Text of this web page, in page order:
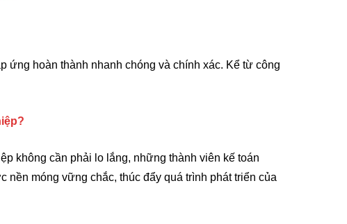
ứng hoàn thành nhanh chóng và chính xác. Kể từ công
không cần phải lo lắng, những thành viên kế toán
nền móng vững chắc, thúc đẩy quá trình phát triển của